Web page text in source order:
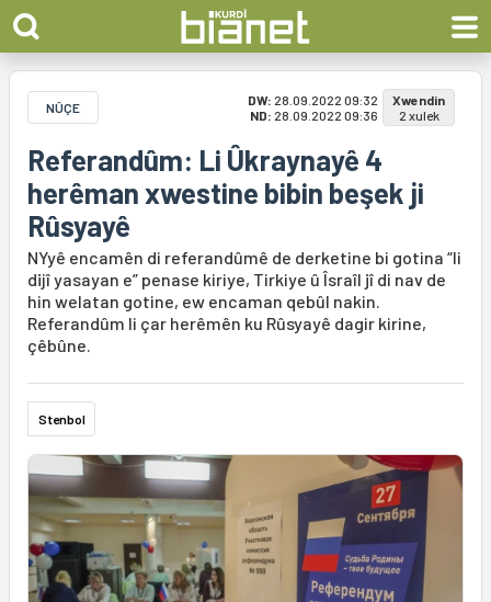
NÛÇE DW: 28.09.2022 09:32
ND: 28.09.2022 09:36
Xwendin
2 xulek
Referandûm: Li Ûkraynayê 4
herêman xwestine bibin beşek ji
Rûsyayê
NYyê encamên di referandûmê de derketine bi gotina “li
dijî yasayan e” penase kiriye, Tirkiye û Îsraîl jî di nav de
hin welatan gotine, ew encaman qebûl nakin.
Referandûm li çar herêmên ku Rûsyayê dagir kirine,
çêbûne.
Stenbol